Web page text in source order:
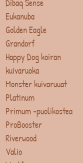
Dibaq Sense
Eukanuba
Golden Eagle
Grandorf
Happy Dog koiran
kuivaruoka
Monster kuivaruuat
Platinum
Primum -puolikostea
ProBooster
Riverwood
Valio